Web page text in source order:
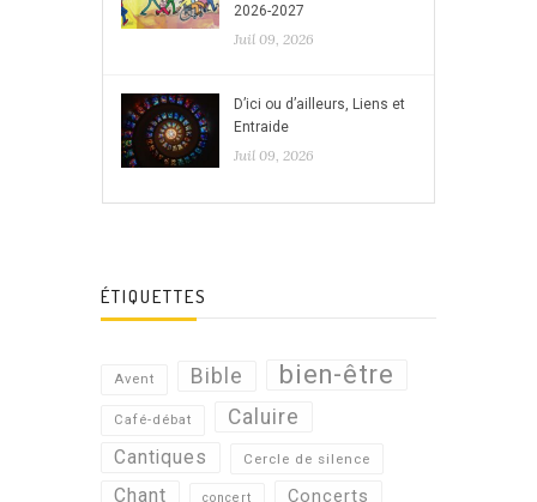
2026-2027
Juil 09, 2026
D’ici ou d’ailleurs, Liens et
Entraide
Juil 09, 2026
ÉTIQUETTES
Avent Bible bien-être
Café-débat Caluire
Cantiques Cercle de silence
Chant concert Concerts